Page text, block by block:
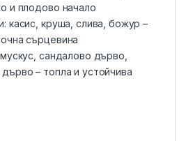
и плодово начало
касис, круша, слива, божур –
сърцевина
сандалово дърво,
– топла и устойчива